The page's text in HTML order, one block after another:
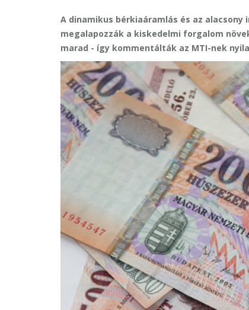
A dinamikus bérkiaáramlás és az
megalapozzák a kiskedelmi forgalom
marad - így kommentálták az MTI-nek